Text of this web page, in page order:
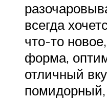
всегда
что-то
форма,
отличный
помидорный,